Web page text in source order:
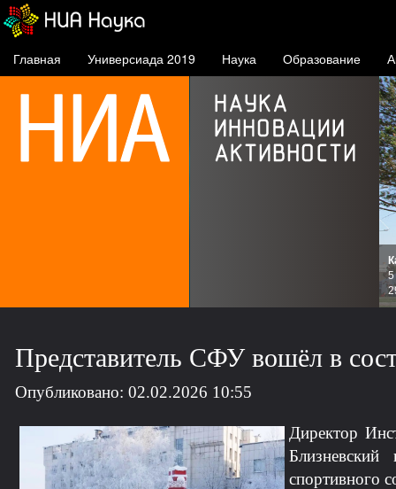
Главная Универсиада 2019 Наука Образование
5
Представитель СФУ вошёл в
Опубликовано: 02.02.2026 10:55
Директор
спортивного